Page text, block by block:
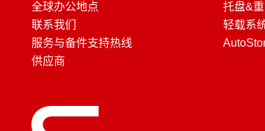
全球办公地点
联系我们
服务与备件支持热线
供应商
托盘&
轻载系